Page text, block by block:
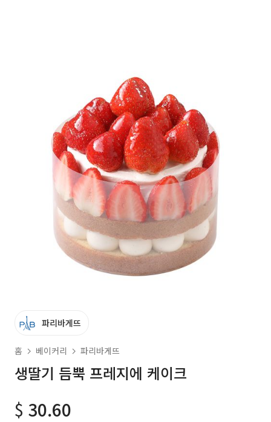
파리바게뜨
홈 베이커리 파리바게뜨
생딸기 듬뿍 프레지에 케이크
$ 30.60